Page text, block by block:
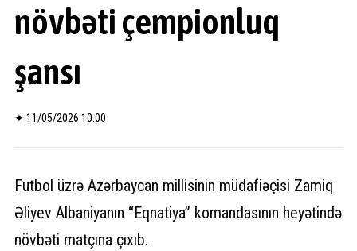
növbəti çempionluq
şansı
✦ 11/05/2026 10:00
Futbol üzrə Azərbaycan millisinin müdafiəçisi Zamiq
Əliyev Albaniyanın “Eqnatiya” komandasının heyətində
növbəti matçına çıxıb.